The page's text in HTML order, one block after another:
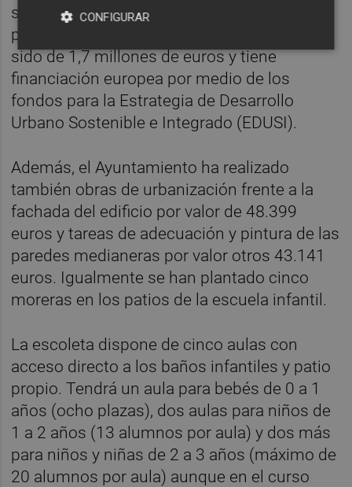
superficie, todos en planta baja. El
presupuesto de ejecución de las obras ha
sido de 1,7 millones de euros y tiene
financiación europea por medio de los
fondos para la Estrategia de Desarrollo
Urbano Sostenible e Integrado (EDUSI).
Además, el Ayuntamiento ha realizado
también obras de urbanización frente a la
fachada del edificio por valor de 48.399
euros y tareas de adecuación y pintura de las
paredes medianeras por valor otros 43.141
euros. Igualmente se han plantado cinco
moreras en los patios de la escuela infantil.
La escoleta dispone de cinco aulas con
acceso directo a los baños infantiles y patio
propio. Tendrá un aula para bebés de 0 a 1
años (ocho plazas), dos aulas para niños de
1 a 2 años (13 alumnos por aula) y dos más
para niños y niñas de 2 a 3 años (máximo de
20 alumnos por aula) aunque en el curso
CONFIGURAR